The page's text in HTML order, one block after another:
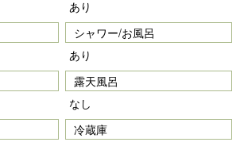
あり
シャワー/お風呂
あり
露天風呂
なし
冷蔵庫